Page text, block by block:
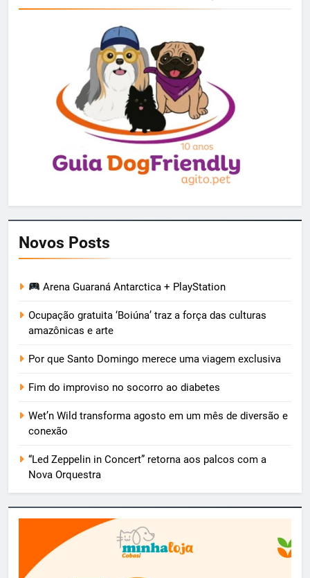
Novos Posts
Arena Guaraná Antarctica + PlayStation
Ocupação gratuita ‘Boiúna’ traz a força das culturas
amazônicas e arte
Por que Santo Domingo merece uma viagem exclusiva
Fim do improviso no socorro ao diabetes
Wet’n Wild transforma agosto em um mês de diversão e
conexão
“Led Zeppelin in Concert” retorna aos palcos com a
Nova Orquestra